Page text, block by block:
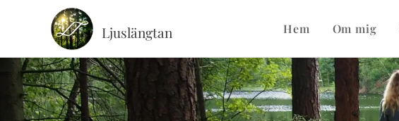
Ljuslängtan Hem Om mig